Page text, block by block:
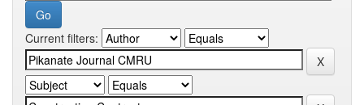
Current filters: